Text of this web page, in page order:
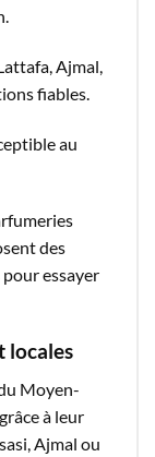
Ajmal,
fiables.
au
des
essayer
locales
Moyen-
à leur
Ajmal ou